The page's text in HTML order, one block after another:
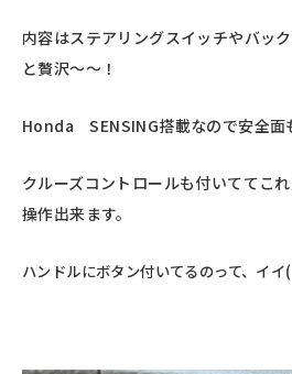
内容はステアリングスイッチやバッ
と贅沢～～！
Honda SENSING搭載なので安全面
クルーズコントロールも付いててこ
操作出来ます。
ハンドルにボタン付いてるのって、イ